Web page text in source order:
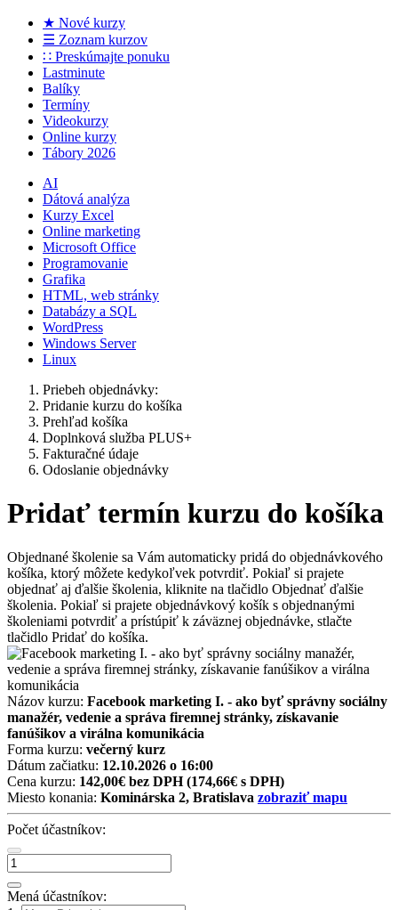
★ Nové kurzy
☰ Zoznam kurzov
∷ Preskúmajte ponuku
Lastminute
Balíky
Termíny
Videokurzy
Online kurzy
Tábory 2026
AI
Dátová analýza
Kurzy Excel
Online marketing
Microsoft Office
Programovanie
Grafika
HTML, web stránky
Databázy a SQL
WordPress
Windows Server
Linux
Priebeh objednávky:
Pridanie kurzu do košíka
Prehľad košíka
Doplnková služba PLUS+
Fakturačné údaje
Odoslanie objednávky
Pridať termín kurzu do košíka
Objednané školenie sa Vám automaticky pridá do objednávkového
košíka, ktorý môžete kedykoľvek potvrdiť. Pokiaľ si prajete
objednať aj ďalšie školenia, kliknite na tlačidlo Objednať ďalšie
školenia. Pokiaľ si prajete objednávkový košík s objednanými
školeniami potvrdiť a prístúpiť k záväznej objednávke, stlačte
tlačidlo Pridať do košíka.
Názov kurzu: Facebook marketing I. - ako byť správny sociálny
manažér, vedenie a správa firemnej stránky, získavanie
fanúšikov a virálna komunikácia
Forma kurzu: večerný kurz
Dátum začiatku: 12.10.2026 o 16:00
Cena kurzu: 142,00€ bez DPH(174,66€ s DPH)
Miesto konania: Kominárska 2, Bratislava zobraziť mapu
Počet účastníkov:
Mená účastníkov: